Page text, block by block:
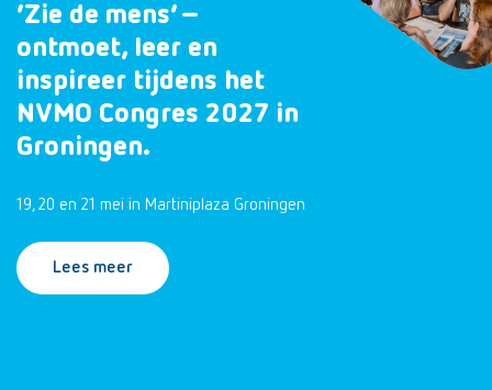
‘Zie de mens’ –
ontmoet, leer en
inspireer tijdens het
NVMO Congres 2027 in
Groningen.
19, 20 en 21 mei in Martiniplaza Groningen
Lees meer